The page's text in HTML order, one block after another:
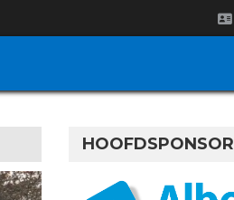
HOOFDSPONSOR